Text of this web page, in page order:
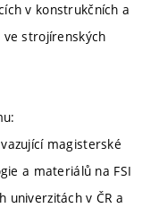
v konstrukčních a
ve strojírenských
magisterské
a materiálů na FSI
univerzitách v ČR a